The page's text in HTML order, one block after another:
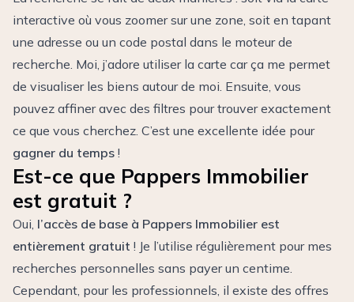
interactive où vous zoomer sur une zone, soit en tapant
une adresse ou un code postal dans le moteur de
recherche. Moi, j’adore utiliser la carte car ça me permet
de visualiser les biens autour de moi. Ensuite, vous
pouvez affiner avec des filtres pour trouver exactement
ce que vous cherchez. C’est une excellente idée pour
gagner du temps !
Est-ce que Pappers Immobilier
est gratuit ?
Oui, l’accès de base à Pappers Immobilier est
entièrement gratuit ! Je l’utilise régulièrement pour mes
recherches personnelles sans payer un centime.
Cependant, pour les professionnels, il existe des offres